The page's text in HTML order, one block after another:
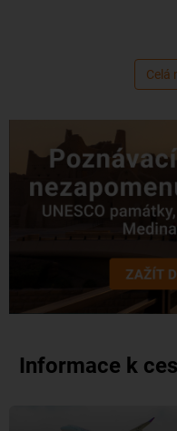
Celá
Informace k